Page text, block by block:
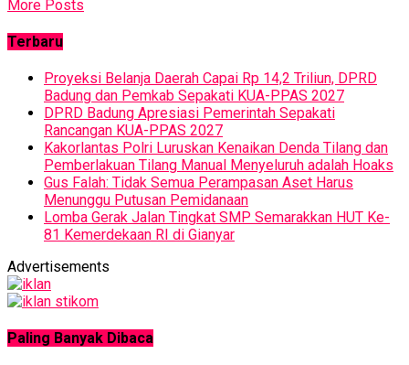
More Posts
Terbaru
Proyeksi Belanja Daerah Capai Rp 14,2 Triliun, DPRD
Badung dan Pemkab Sepakati KUA-PPAS 2027
DPRD Badung Apresiasi Pemerintah Sepakati
Rancangan KUA-PPAS 2027
Kakorlantas Polri Luruskan Kenaikan Denda Tilang dan
Pemberlakuan Tilang Manual Menyeluruh adalah Hoaks
Gus Falah: Tidak Semua Perampasan Aset Harus
Menunggu Putusan Pemidanaan
Lomba Gerak Jalan Tingkat SMP Semarakkan HUT Ke-
81 Kemerdekaan RI di Gianyar
Advertisements
Paling Banyak Dibaca